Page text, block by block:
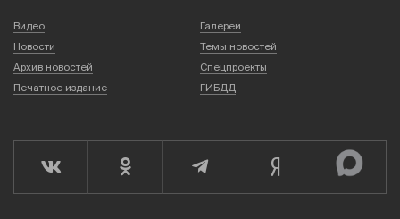
Видео
Галереи
Новости
Темы новостей
Архив новостей
Спецпроекты
Печатное издание
ГИБДД